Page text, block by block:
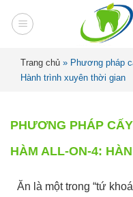
Trang chủ » Phương pháp
Hành trình xuyên thời gian
PHƯƠNG PHÁP
HÀM ALL-ON-4:
Ăn là một trong “tứ